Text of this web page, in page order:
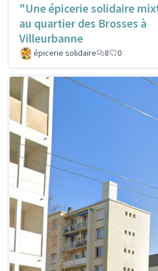
"Une épicerie solidaire
au quartier des Brosses à
Villeurbanne
épicerie solidaire 8 0